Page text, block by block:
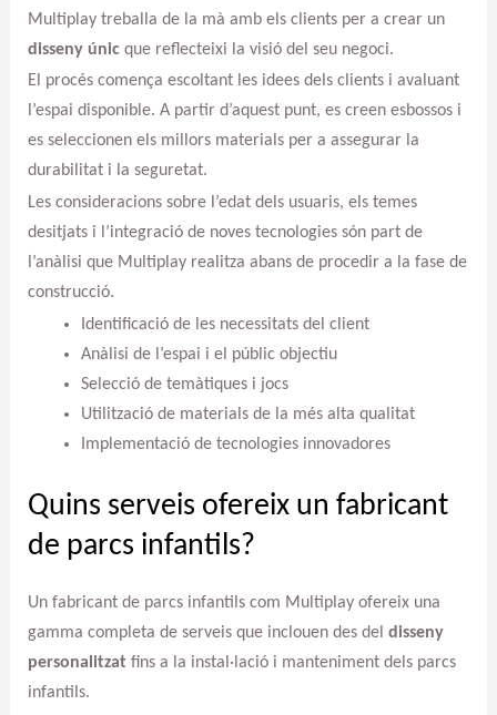
Multiplay treballa de la mà amb els clients per a crear un
disseny únicque reflecteixi la visió del seu negoci.
El procés comença escoltant les idees dels clients i avaluant
l’espai disponible. A partir d’aquest punt, es creen esbossos i
es seleccionen els millors materials per a assegurar la
durabilitat i la seguretat.
Les consideracions sobre l’edat dels usuaris, els temes
desitjats i l’integració de noves tecnologies són part de
l’anàlisi que Multiplay realitza abans de procedir a la fase de
construcció.
Identificació de les necessitats del client
Anàlisi de l’espai i el públic objectiu
Selecció de temàtiques i jocs
Utilització de materials de la més alta qualitat
Implementació de tecnologies innovadores
Quins serveis ofereix un fabricant
de parcs infantils?
Un fabricant de parcs infantils com Multiplay ofereix una
gamma completa de serveis que inclouen des del disseny
personalitzat fins a la instal·lació i manteniment dels parcs
infantils.